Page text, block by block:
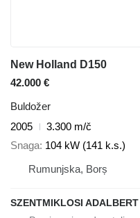
New Holland D150
42.000 €
Buldožer
2005
3.300 m/č
Snaga 104 kW (141 k.s.)
Rumunjska, Borș